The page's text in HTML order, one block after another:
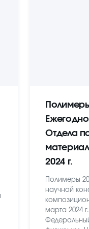
Отдела
2024 г.
Полимеры
научной
марта 2024